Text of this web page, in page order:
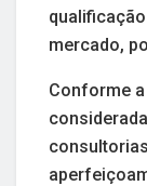
mercado,
Conforme a